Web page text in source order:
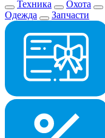
Техника
Охота
Одежда
Запчасти